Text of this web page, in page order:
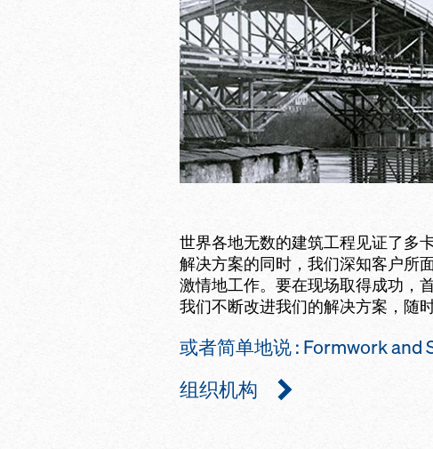
世界各地无数的建筑工程见证了多
解决方案的同时，我们深知客户所
激情地工作。要在现场取得成功，
我们不断改进我们的解决方案，随
或者简单地说 : Formwork and
组织机构